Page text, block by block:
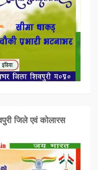
जिले एवं कोलारस